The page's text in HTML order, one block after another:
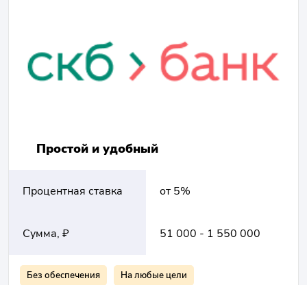
Простой и удобный
Процентная ставка от 5%
Сумма, ₽ 51 000 - 1 550 000
Без обеспечения На любые цели